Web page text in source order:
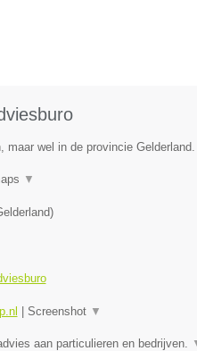
maar wel in de provincie Gelderland.
▼
)
Screenshot ▼
aan particulieren en bedrijven.